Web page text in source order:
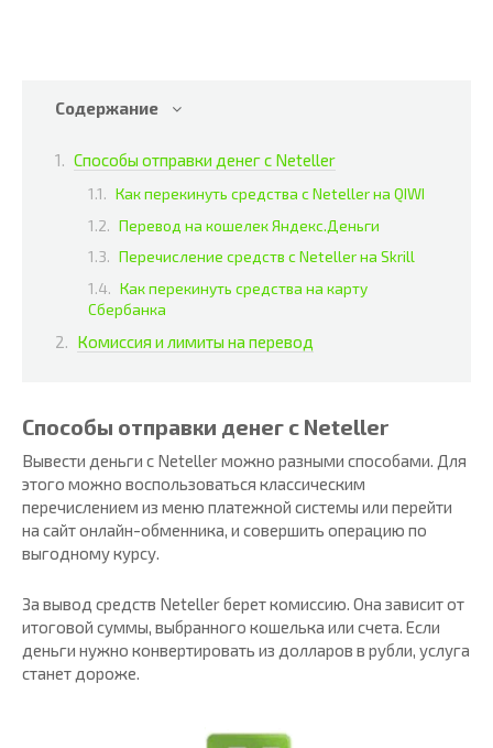
Содержание
Способы отправки денег с Neteller
Как перекинуть средства с Neteller на QIWI
Перевод на кошелек Яндекс.Деньги
Перечисление средств с Neteller на Skrill
Как перекинуть средства на карту
Сбербанка
Комиссия и лимиты на перевод
Способы отправки денег с Neteller
Вывести деньги с Neteller можно разными способами. Для
этого можно воспользоваться классическим
перечислением из меню платежной системы или перейти
на сайт онлайн-обменника, и совершить операцию по
выгодному курсу.
За вывод средств Neteller берет комиссию. Она зависит от
итоговой суммы, выбранного кошелька или счета. Если
деньги нужно конвертировать из долларов в рубли, услуга
станет дороже.